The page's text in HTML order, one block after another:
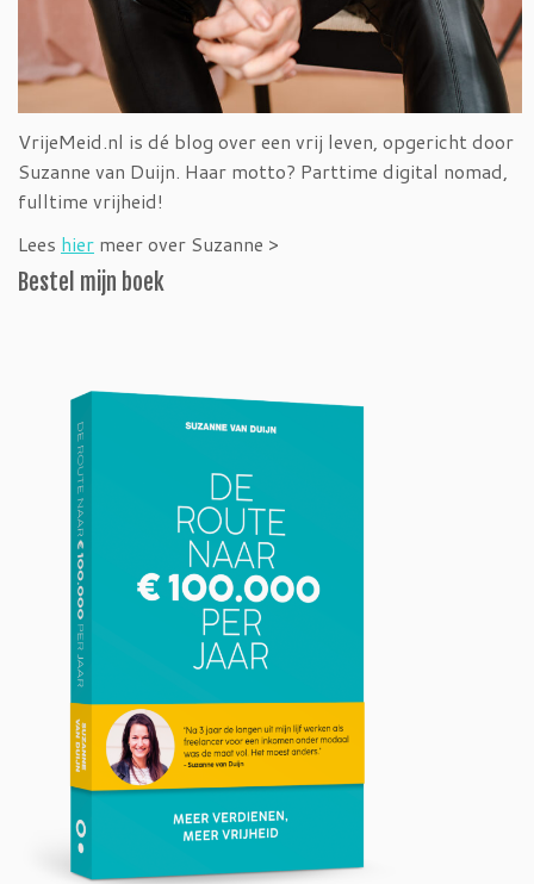
VrijeMeid.nl is dé blog over een vrij leven, opgericht door
Suzanne van Duijn. Haar motto? Parttime digital nomad,
fulltime vrijheid!
Lees hier meer over Suzanne >
Bestel mijn boek